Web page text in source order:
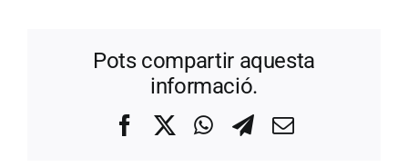
Pots compartir aquesta
informació.
FacebookWhatsApp
Telegram
Correo